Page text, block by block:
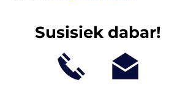
Susisiek dabar!